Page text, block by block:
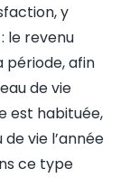
y
le revenu
période, afin
de vie
est habituée,
de vie l’année
ce type